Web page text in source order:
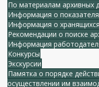
По материалам архивных
Информация о
Информация о
Рекомендации о поиске
Информация
Конкурсы
Экскурсии
Памятка о порядке
осуществлении им